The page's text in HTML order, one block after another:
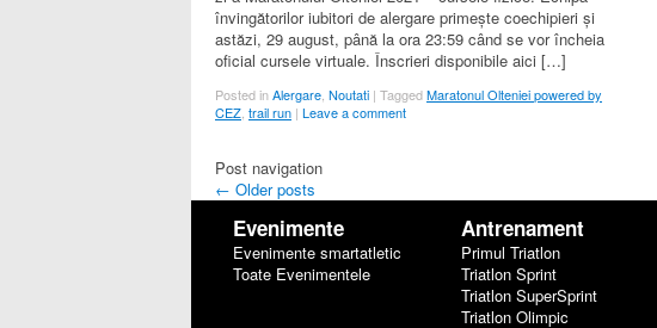
învingătorilor iubitori de alergare primește coechipieri și
astăzi, 29 august, până la ora 23:59 când se vor încheia
oficial cursele virtuale. Înscrieri disponibile aici […]
Posted inAlergare Noutati | TaggedMaratonul Olteniei powered by
CEZ trail run | Leave a comment
Post navigation
← Older posts
Evenimente
Evenimente smartatletic
Toate Evenimentele
Antrenament
Primul Triatlon
Triatlon Sprint
Triatlon SuperSprint
Triatlon Olimpic